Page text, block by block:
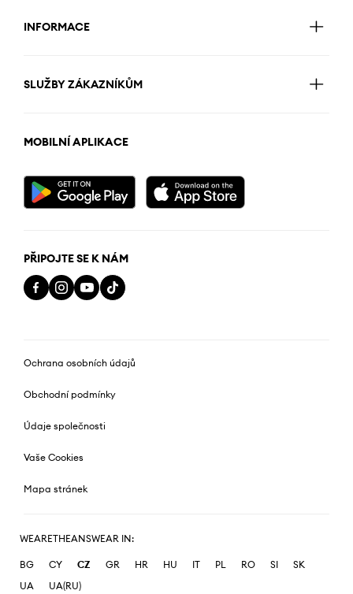
INFORMACE
SLUŽBY ZÁKAZNÍKŮM
MOBILNÍ APLIKACE
PŘIPOJTE SE K NÁM
Ochrana osobních údajů
Obchodní podmínky
Údaje společnosti
Vaše Cookies
Mapa stránek
WEARETHEANSWEAR IN:
BG CY CZ GR HR HU IT PL RO SI
SK
UA
UA(RU)